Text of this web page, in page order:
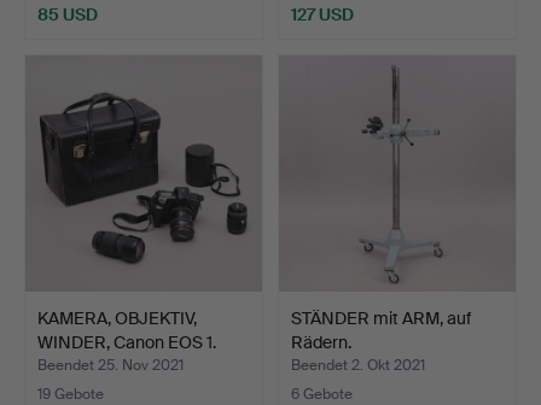
85 USD 127 USD
KAMERA, OBJEKTIV,
WINDER, Canon EOS 1.
Beendet 25. Nov 2021
19 Gebote
STÄNDER mit ARM, auf
Rädern.
Beendet 2. Okt 2021
6 Gebote